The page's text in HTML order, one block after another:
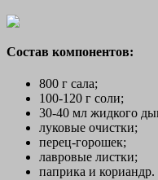
Состав компонентов:
800 г сала;
100-120 г соли;
30-40 мл жидкого
луковые очистки;
перец-горошек;
лавровые листки;
паприка и кориандр.